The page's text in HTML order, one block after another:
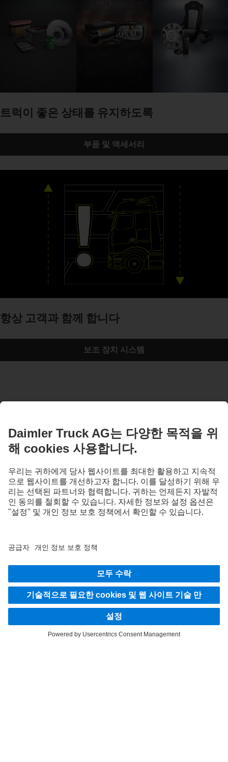
트럭이 좋은 상태를 유지하도록
부품 및 액세서리
항상 고객과 함께 합니다
보조 장치 시스템
본 페이지의 이미지와 텍스트에는 기본 사양에 포함되지 않은 액세서리 및 선택 사양
이 포함될 수 있습니다. 표시된 이미지는 예시이며, 실제 차량의 상태와 다를 수 있습
니다. 차량의 외관은 이미지와 다를 수 있으며, 사전 고지 없이 변경될 수 있습니다. 또
한 일부 국가에서는 제공되지 않는 사양, 서비스 및 제품이 포함될 수 있습니다.
Daimler Truck AG는 글로벌 기업으로서 기회 균등, 다양성, 개방성, 존중을 핵심 가치
로 삼고 있습니다. 이는 우리가 사고하고, 행동하고, 소통하는 방식 전반에 반영되어
있으며, 본 페이지에 사용된 모든 표현은 모든 성별과 정체성을 포괄합니다.
언제든 문의해주십시오.
당사의 디지털 채널에서 Mercedes-Benz Trucks에 대해 자세
히 알아보십시오.